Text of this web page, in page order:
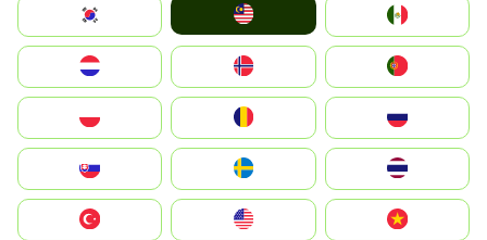
South Korea
United States